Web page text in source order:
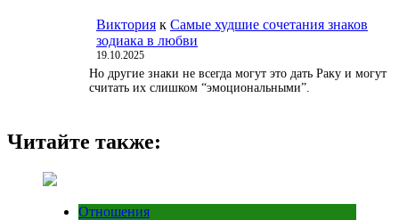
Виктория к Самые худшие сочетания знаков
зодиака в любви
19.10.2025
Но другие знаки не всегда могут это дать Раку и могут
считать их слишком “эмоциональными”.
Читайте также:
Отношения